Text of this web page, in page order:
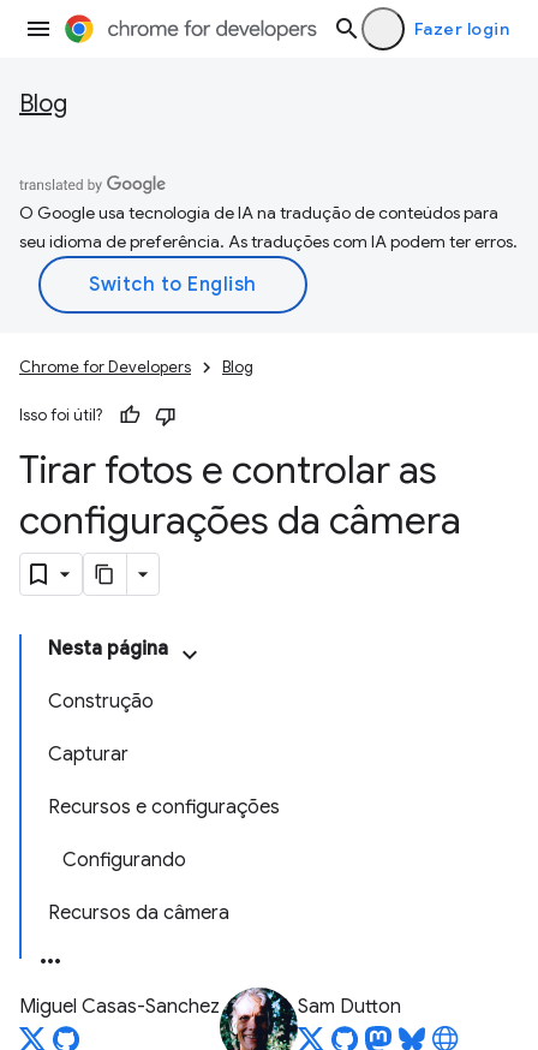
Fazer login
Blog
O Google usa tecnologia de IA na tradução de conteúdos para
seu idioma de preferência. As traduções com IA podem ter erros.
Chrome for Developers Blog
Isso foi útil?
Tirar fotos e controlar as
configurações da câmera
Nesta página
Construção
Capturar
Recursos e configurações
Configurando
Recursos da câmera
Miguel Casas-Sanchez Sam Dutton